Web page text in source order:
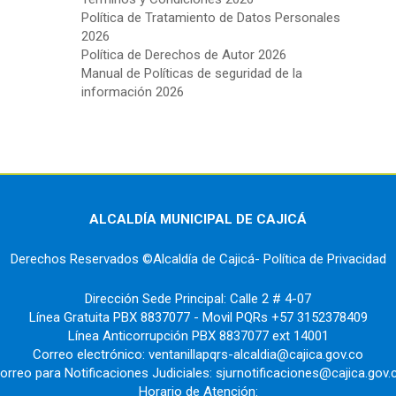
Política de Tratamiento de Datos Personales
2026
Política de Derechos de Autor 2026
Manual de Políticas de seguridad de la
información 2026
ALCALDÍA MUNICIPAL DE CAJICÁ
Derechos Reservados ©Alcaldía de Cajicá- Política de Privacidad
Dirección Sede Principal: Calle 2 # 4-07
Línea Gratuita PBX 8837077 - Movil PQRs +57 3152378409
Línea Anticorrupción PBX 8837077 ext 14001
Correo electrónico: ventanillapqrs-alcaldia@cajica.gov.co
para Notificaciones Judiciales:
Horario de Atención: